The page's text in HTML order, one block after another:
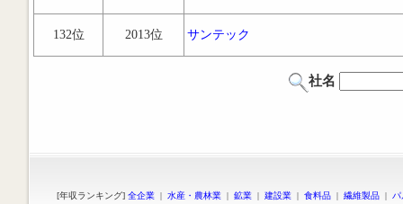
132位 2013位 サンテック
社名
[年収ランキング] 全企業 | 水産・農林業 | 鉱業 | 建設業 | 食料品 | 繊維製品 |